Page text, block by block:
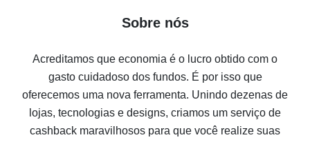
compras
Aliexpress
Como receber cashback no Aliexpress - formas fáceis
de se obter cashback
10% de cashback no Aliexpress - o impossível é
possível
Sobre nós
Acreditamos que economia é o lucro obtido com o
gasto cuidadoso dos fundos. É por isso que
oferecemos uma nova ferramenta. Unindo dezenas de
lojas, tecnologias e designs, criamos um serviço de
cashback maravilhosos para que você realize suas